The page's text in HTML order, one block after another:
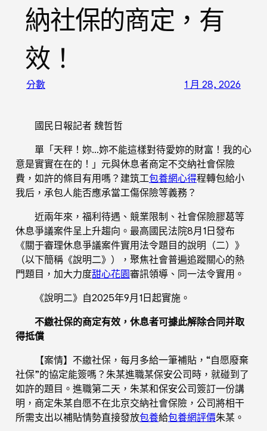
納社保的商定，有
效！
分數 1 月 28, 2026
國民日報記者 魏哲哲
單「天秤！妳…妳不能這樣對待愛妳的財富！我的心
意是實實在在的！」元與休息者商定不交納社會保險
費，如許的條目有用嗎？建筑工包養網心得程轉包給小
我后，承包人能否應承當工傷保險等義務？
近兩年來，福利待遇、競業限制、社會保險膠葛等
休息爭議案件呈上升趨向。最高國民法院8月1日發布
《關于審理休息爭議案件實用法令題目的說明（二）》
（以下簡稱《說明二》），聚焦社會普遍追蹤關心的熱
門題目，加大力度甜心花園審訊領導、同一法令實用。
《說明二》自2025年9月1日起實施。
不繳社保的商定有效，休息者可據此解除合同并取
得抵償
【案情】不繳社保，每月多給一筆補貼，“自愿廢棄
社保”的協定能簽嗎？朱某進職某保安公司時，就碰到了
如許的題目。進職第二天，朱某和保安公司簽訂一份講
明，商定朱某自愿不在北京交納社會保險，公司將相干
所需支出以補貼情勢直接發放包養給包養網評價朱某。